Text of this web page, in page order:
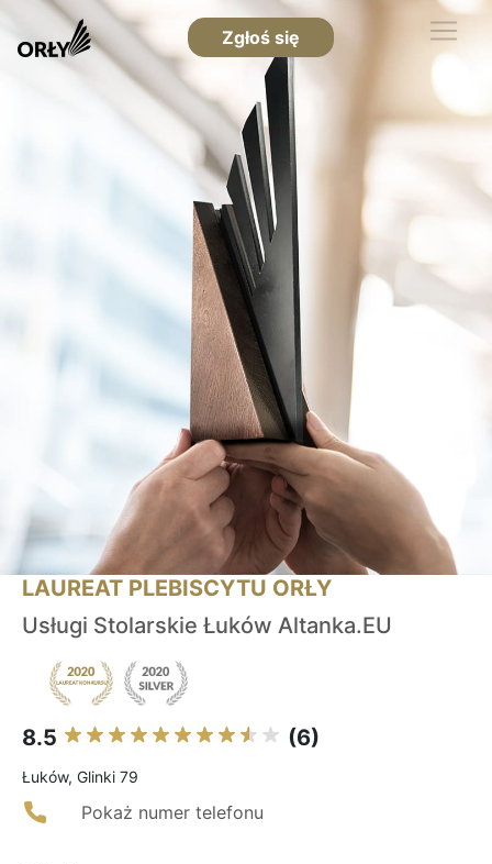
Zgłoś się
LAUREAT PLEBISCYTU ORŁY
Usługi Stolarskie Łuków Altanka.EU
8.5 (6)
Łuków, Glinki 79
Pokaż numer telefonu